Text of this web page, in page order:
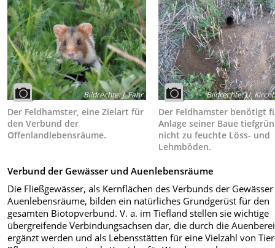
Bildrechte:J. Fahr
Der Feldhamster, eine Zielart für
den Verbund der
Offenlandlebensräume.
Bildrechte:U.
Der Feldhamster benötigt
Anlage seiner Baue
nicht zu feuchte Löss- und
Lehmböden.
Verbund der Gewässer und Auenlebensräume
Die Fließgewässer, als Kernflächen des Verbunds der
Auenlebensräume, bilden ein natürliches Grundgerüst für den
gesamten Biotopverbund. V. a. im Tiefland stellen sie wichtige
übergreifende Verbindungsachsen dar, die durch die
ergänzt werden und als Lebensstätten für eine Vielzahl von